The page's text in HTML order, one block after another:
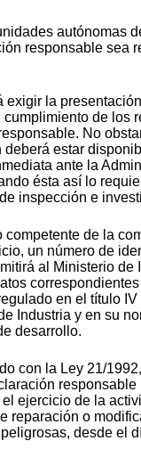
autónomas
responsable sea
exigir la
de los
No
deberá estar
ante la
ésta así lo
inspección e
competente de la
un número de
al Ministerio de
en el título
Industria y en su
desarrollo.
con la Ley 21/
ejercicio de la
reparación o
desde el